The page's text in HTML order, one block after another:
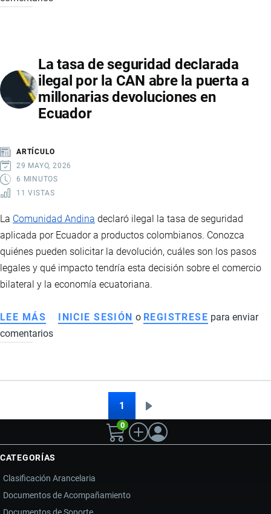
ARANCELES,
SEGURIDAD
FRONTERIZA
Y
La tasa de seguridad declarada
ilegal por la CAN abre la puerta a
millonarias devoluciones en
Ecuador
ARTÍCULO
29 MAYO, 2026
6 MINUTOS
11 VISTAS
La Comunidad Andina declaró ilegal la tasa de seguridad
aplicada por Ecuador a productos colombianos. Conozca
quiénes pueden solicitar la devolución, cuáles son los pasos
legales y qué impacto tendría esta decisión sobre el comercio
bilateral y la economía ecuatoriana.
LEE MÁS SOBRE
LA
SEGURIDAD
LA
CAN
ABRE
LA
INICIE SESIÓN o REGISTRESE para enviar
comentarios
1
página
0
CATEGORÍAS
Clasificación Arancelaria
Documentos de Acompañamiento